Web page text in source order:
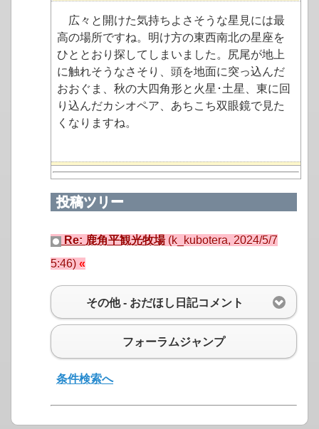
広々と開けた気持ちよさそうな星見には最
高の場所ですね。明け方の東西南北の星座を
ひととおり探してしまいました。尻尾が地上
に触れそうなさそり、頭を地面に突っ込んだ
おおぐま、秋の大四角形と火星･土星、東に回
り込んだカシオペア、あちこち双眼鏡で見た
くなりますね。
投稿ツリー
Re: 鹿角平観光牧場(k_kubotera, 2024/5/7
5:46)
その他 - おだほし日記コメント
フォーラムジャンプ
条件検索へ